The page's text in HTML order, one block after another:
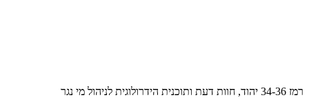
רמז 34-36 יהוד, חוות דעת ותוכנית הידרולוגית לניהול מי נגר